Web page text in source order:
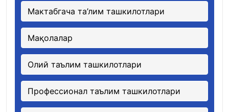
Мактабгача та’лим ташкилотлари
Мақолалар
Олий таълим ташкилотлари
Профессионал таълим ташкилотлари